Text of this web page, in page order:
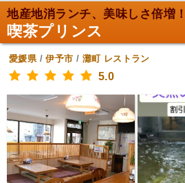
地産地消ランチ、美味しさ倍増！
喫茶プリンス
愛媛県/伊予市 / 灘町 レストラン
5.0